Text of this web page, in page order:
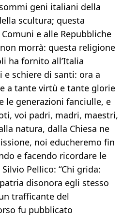
geni italiani della
scultura; questa
e alle Repubbliche
morrà: questa religione
ha fornito all’Italia
schiere di santi: ora a
a tante virtù e tante glorie
le generazioni fanciulle, e
voi padri, madri, maestri,
natura, dalla Chiesa ne
noi educheremo fin
e facendo ricordare le
Pellico: “Chi grida:
disonora egli stesso
trafficante del
fu pubblicato